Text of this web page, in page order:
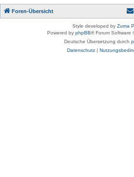
Foren-Übersicht
Style developed by Zuma
Powered by phpBB® Forum Software
Deutsche Übersetzung durch
Datenschutz|